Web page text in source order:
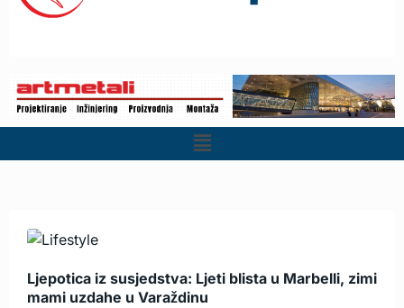
Ljepotica iz susjedstva: Ljeti blista u Marbelli, zimi
mami uzdahe u Varaždinu